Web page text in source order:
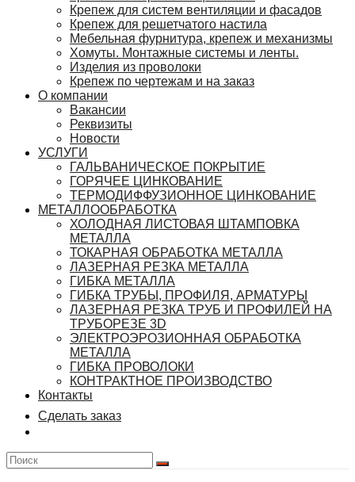
Крепеж для систем вентиляции и фасадов
Крепеж для решетчатого настила
Мебельная фурнитура, крепеж и механизмы
Хомуты. Монтажные системы и ленты.
Изделия из проволоки
Крепеж по чертежам и на заказ
О компании
Вакансии
Реквизиты
Новости
УСЛУГИ
ГАЛЬВАНИЧЕСКОЕ ПОКРЫТИЕ
ГОРЯЧЕЕ ЦИНКОВАНИЕ
ТЕРМОДИФФУЗИОННОЕ ЦИНКОВАНИЕ
МЕТАЛЛООБРАБОТКА
ХОЛОДНАЯ ЛИСТОВАЯ ШТАМПОВКА
МЕТАЛЛА
ТОКАРНАЯ ОБРАБОТКА МЕТАЛЛА
ЛАЗЕРНАЯ РЕЗКА МЕТАЛЛА
ГИБКА МЕТАЛЛА
ГИБКА ТРУБЫ, ПРОФИЛЯ, АРМАТУРЫ
ЛАЗЕРНАЯ РЕЗКА ТРУБ И ПРОФИЛЕЙ НА
ТРУБОРЕЗЕ 3D
ЭЛЕКТРОЭРОЗИОННАЯ ОБРАБОТКА
МЕТАЛЛА
ГИБКА ПРОВОЛОКИ
КОНТРАКТНОЕ ПРОИЗВОДСТВО
Контакты
Сделать заказ